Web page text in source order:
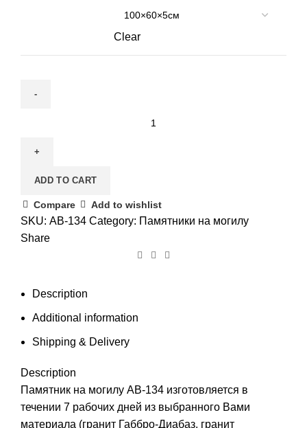
Clear
могилу
quantity
ADD TO CART
Compare Add to wishlist
SKU: АВ-134 Category: Памятники на могилу
Share
Description
Additional information
Shipping & Delivery
Description
Памятник на могилу АВ-134 изготовляется в
течении 7 рабочих дней из выбранного Вами
материала (гранит Габбро-Диабаз, гранит